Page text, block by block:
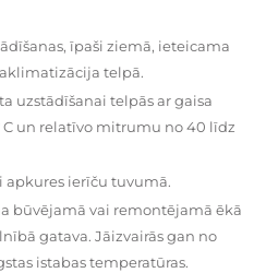
īpaši ziemā, ieteicama
telpā.
uzstādīšanai telpās ar gaisa
C un relatīvo mitrumu no 40 līdz
ierīču tuvumā.
būvējamā vai remontējamā ēkā
gatava. Jāizvairās gan no
istabas temperatūras.